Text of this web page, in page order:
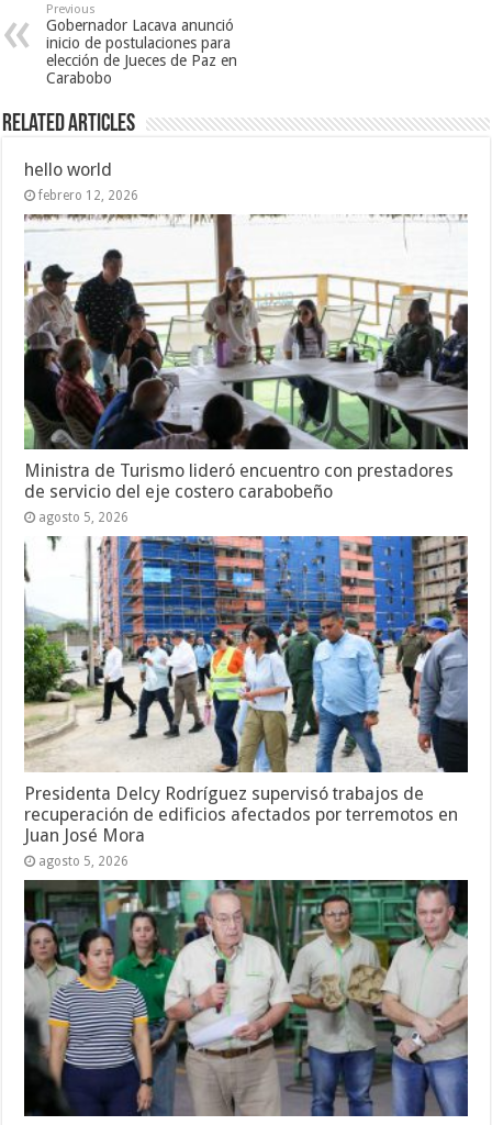
Previous
Gobernador Lacava anunció
inicio de postulaciones para
elección de Jueces de Paz en
Carabobo
Related Articles
hello world
febrero 12, 2026
Ministra de Turismo lideró encuentro con prestadores
de servicio del eje costero carabobeño
agosto 5, 2026
Presidenta Delcy Rodríguez supervisó trabajos de
recuperación de edificios afectados por terremotos en
Juan José Mora
agosto 5, 2026